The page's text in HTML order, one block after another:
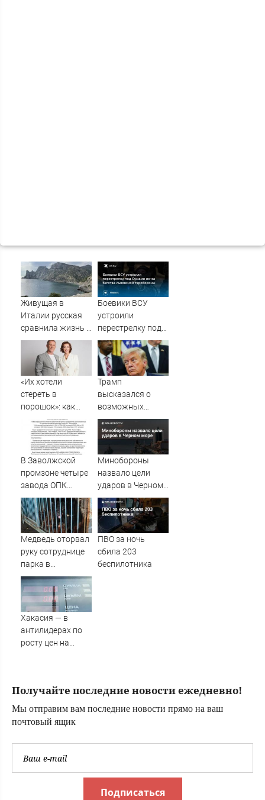
Живущая в
Италии русская
сравнила жизнь в
Европе и в Крыму
Боевики ВСУ
устроили
перестрелку под
Сумами из-за
бегства
львовской
теробороны
«Их хотели
стереть в
порошок»: как
патриоты Рыбин
и Сенчукова
бросили вызов
«гнилому шоу-
Трамп
высказался о
возможных
поставках ракет-
перехватчиков
В Заволжской
промзоне четыре
завода ОПК
заявили об угрозе
срыва
гособоронзаказа
из-за блокировки
Минобороны
назвало цели
ударов в Черном
море
Медведь оторвал
руку сотруднице
парка в
Уссурийске
ПВО за ночь
сбила 203
беспилотника
Хакасия — в
антилидерах по
росту цен на
Получайте последние новости ежедневно!
Мы отправим вам последние новости прямо на ваш
почтовый ящик
Подписаться